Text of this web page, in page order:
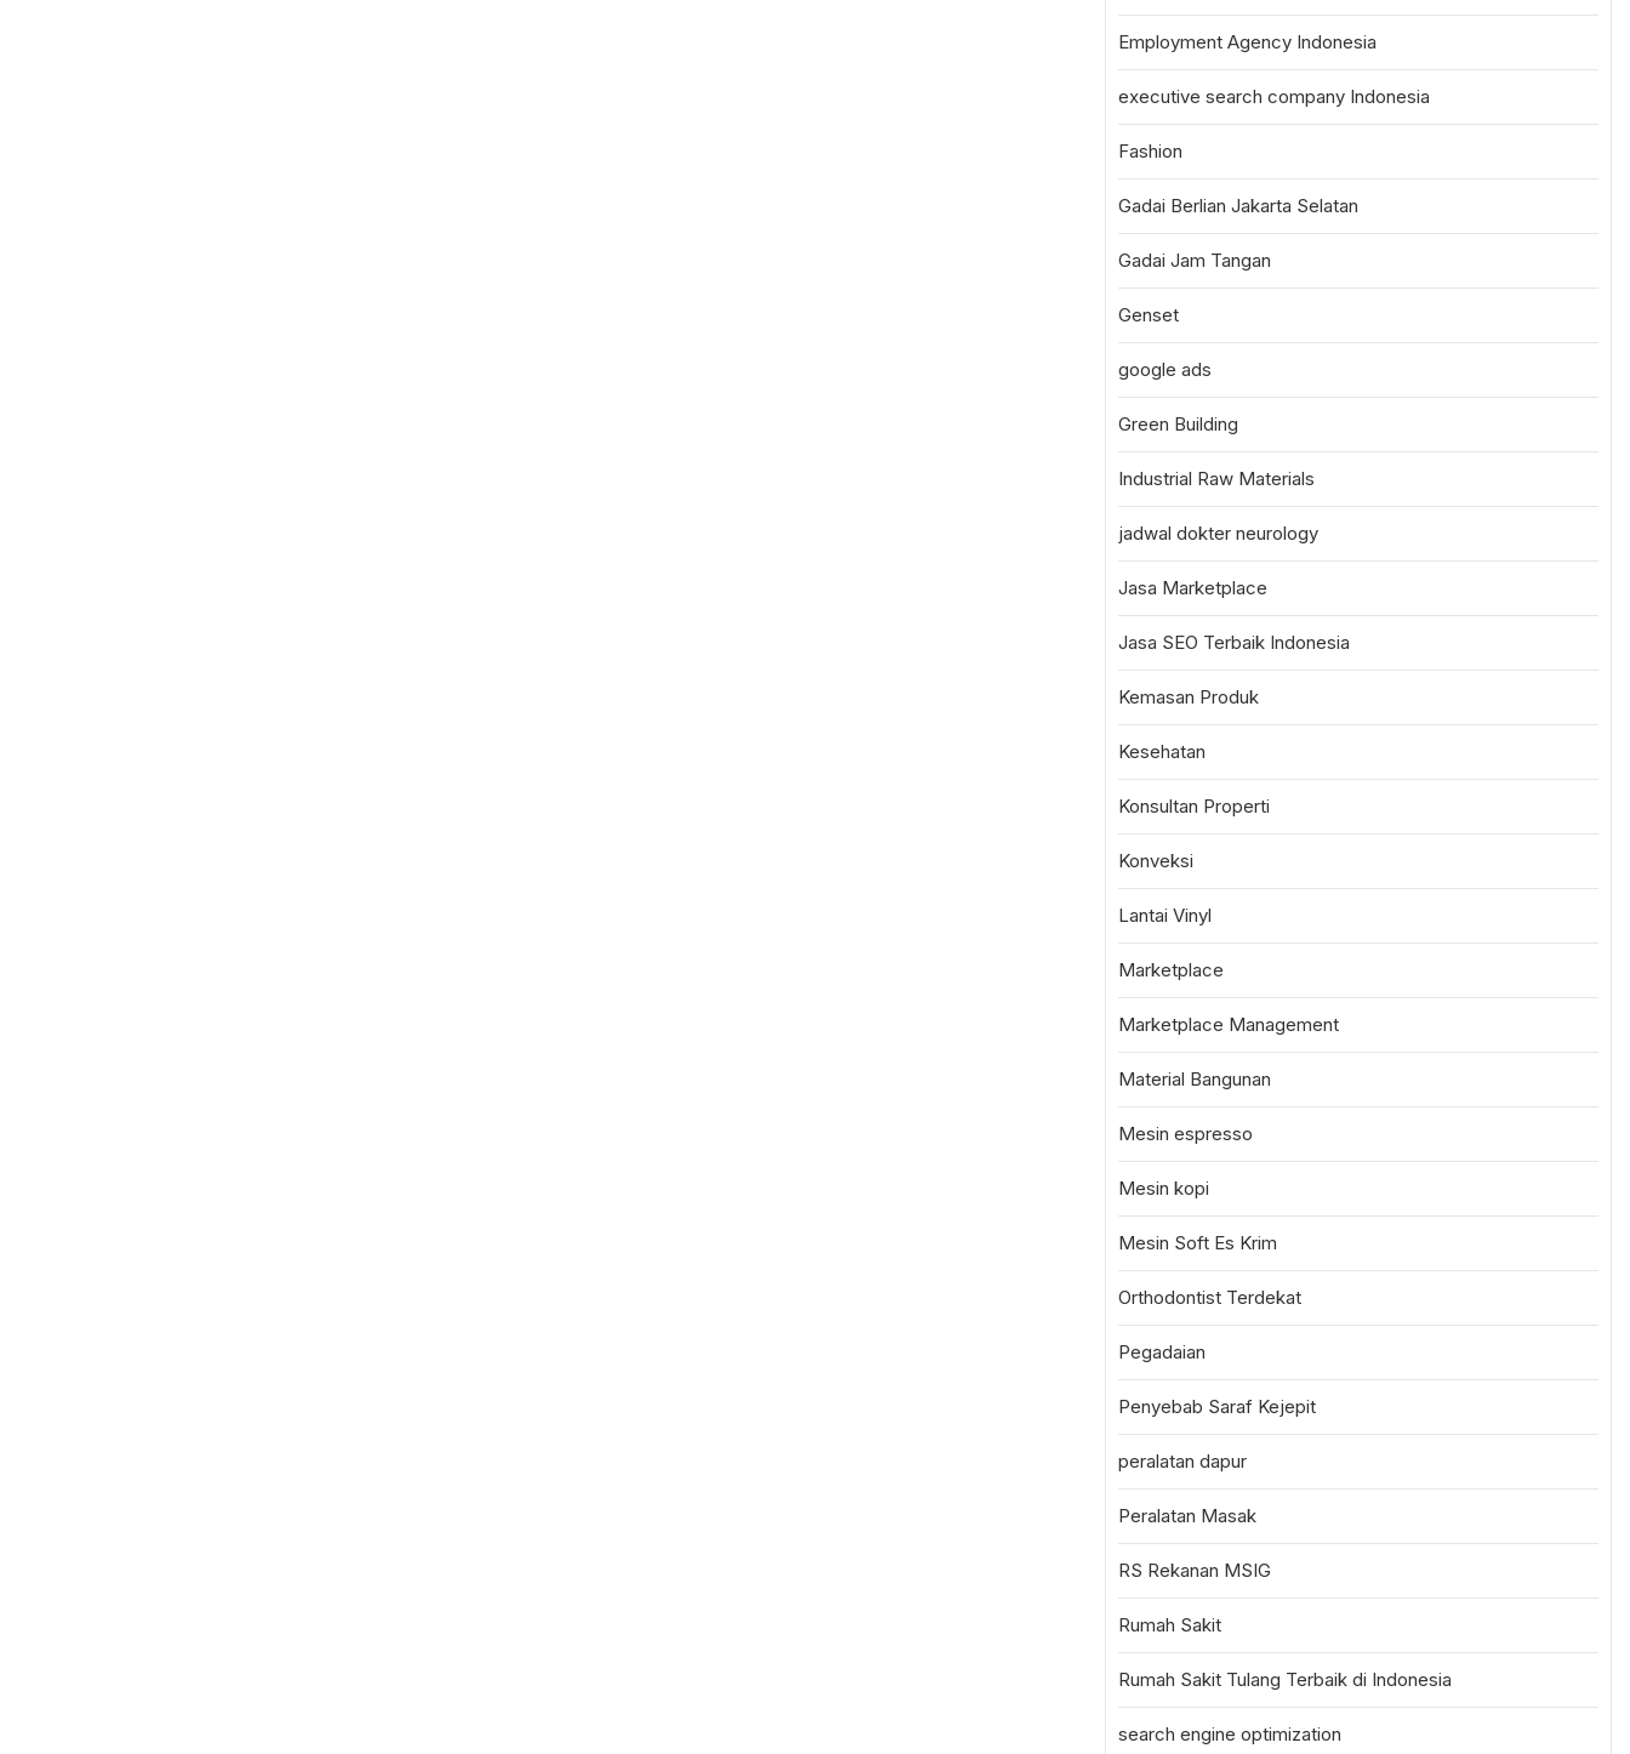
Employment Agency Indonesia
executive search company Indonesia
Fashion
Gadai Berlian Jakarta Selatan
Gadai Jam Tangan
Genset
google ads
Green Building
Industrial Raw Materials
jadwal dokter neurology
Jasa Marketplace
Jasa SEO Terbaik Indonesia
Kemasan Produk
Kesehatan
Konsultan Properti
Konveksi
Lantai Vinyl
Marketplace
Marketplace Management
Material Bangunan
Mesin espresso
Mesin kopi
Mesin Soft Es Krim
Orthodontist Terdekat
Pegadaian
Penyebab Saraf Kejepit
peralatan dapur
Peralatan Masak
RS Rekanan MSIG
Rumah Sakit
Rumah Sakit Tulang Terbaik di Indonesia
search engine optimization